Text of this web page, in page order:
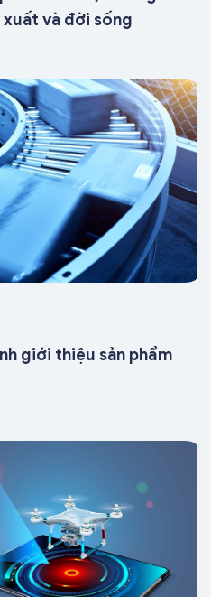
và đời sống
giới thiệu sản phẩm